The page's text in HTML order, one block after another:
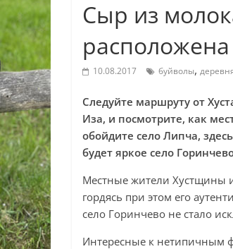
Сыр из
10.08.2017 буйволы,
Следуйте маршруту от
Иза, и посмотрите, как
обойдите село Липча,
будет яркое село
Местные жители Хустщины
гордясь при этом его
село Горинчево не стало
Интересные к нетипичным